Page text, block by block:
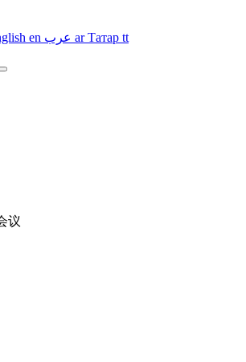
en arТатар tt
议